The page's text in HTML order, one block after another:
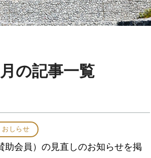
の記事一覧
おしらせ
助会員）の見直しのお知らせを掲